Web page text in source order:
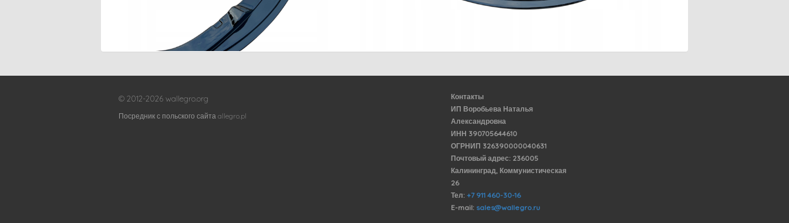
© 2012-2026 wallegro.org
Посредник с польского сайта allegro.pl
Контакты
ИП Воробьева Наталья
Александровна
ИНН 390705644610
ОГРНИП 326390000040631
Почтовый адрес: 236005
Калининград, Коммунистическая
26
Тел: +7 911 460-30-16
E-mail: sales@wallegro.ru